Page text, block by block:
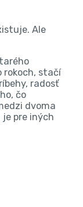
Ale
rokoch, stačí
radosť
čo
dvoma
pre iných